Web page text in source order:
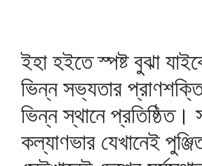
ইহা হইতে স্পষ্ট বুঝা
ভিন্ন সভ্যতার
ভিন্ন স্থানে প্রতিষ্ঠিত।
কল্যাণভার যেখানেই